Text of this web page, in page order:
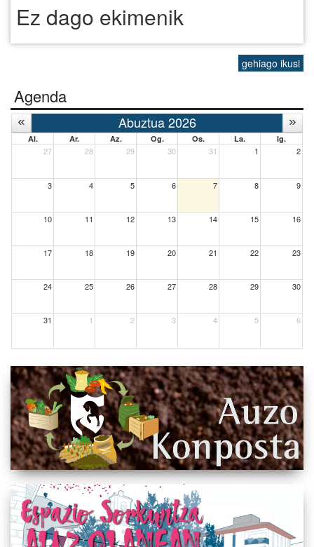
Ez dago ekimenik
gehiago ikusi
Agenda
Abuztua 2026
Al. Ar. Az. Og. Os. La. Ig.
27 28 29 30 31 1 2
3 4 5 6 7 8 9
10 11 12 13 14 15 16
17 18 19 20 21 22 23
24 25 26 27 28 29 30
31 1 2 3 4 5 6